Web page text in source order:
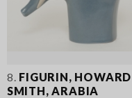
8. FIGURIN, HOWARD
SMITH, ARABIA